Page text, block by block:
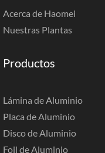
Acerca de Haomei
Nuestras Plantas
Productos
Lámina de Aluminio
Placa de Aluminio
Disco de Aluminio
Foil de Aluminio